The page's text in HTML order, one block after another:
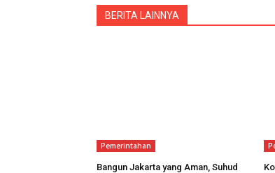
BERITA LAINNYA
Pemerintahan
Bangun Jakarta yang Aman, Suhud